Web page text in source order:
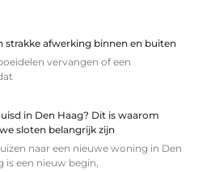
strakke afwerking binnen en buiten
vervangen of een
in Den Haag? Dit is waarom
sloten belangrijk zijn
naar een nieuwe woning in Den
is een nieuw begin,